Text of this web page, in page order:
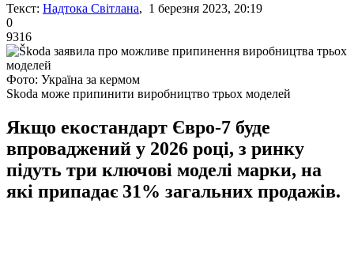
Текст: Надтока Світлана, 1 березня 2023, 20:19
0
9316
Фото: Україна за кермом
Skoda може припинити виробництво трьох моделей
Якщо екостандарт Євро-7 буде
впроваджений у 2026 році, з ринку
підуть три ключові моделі марки, на
які припадає 31% загальних продажів.